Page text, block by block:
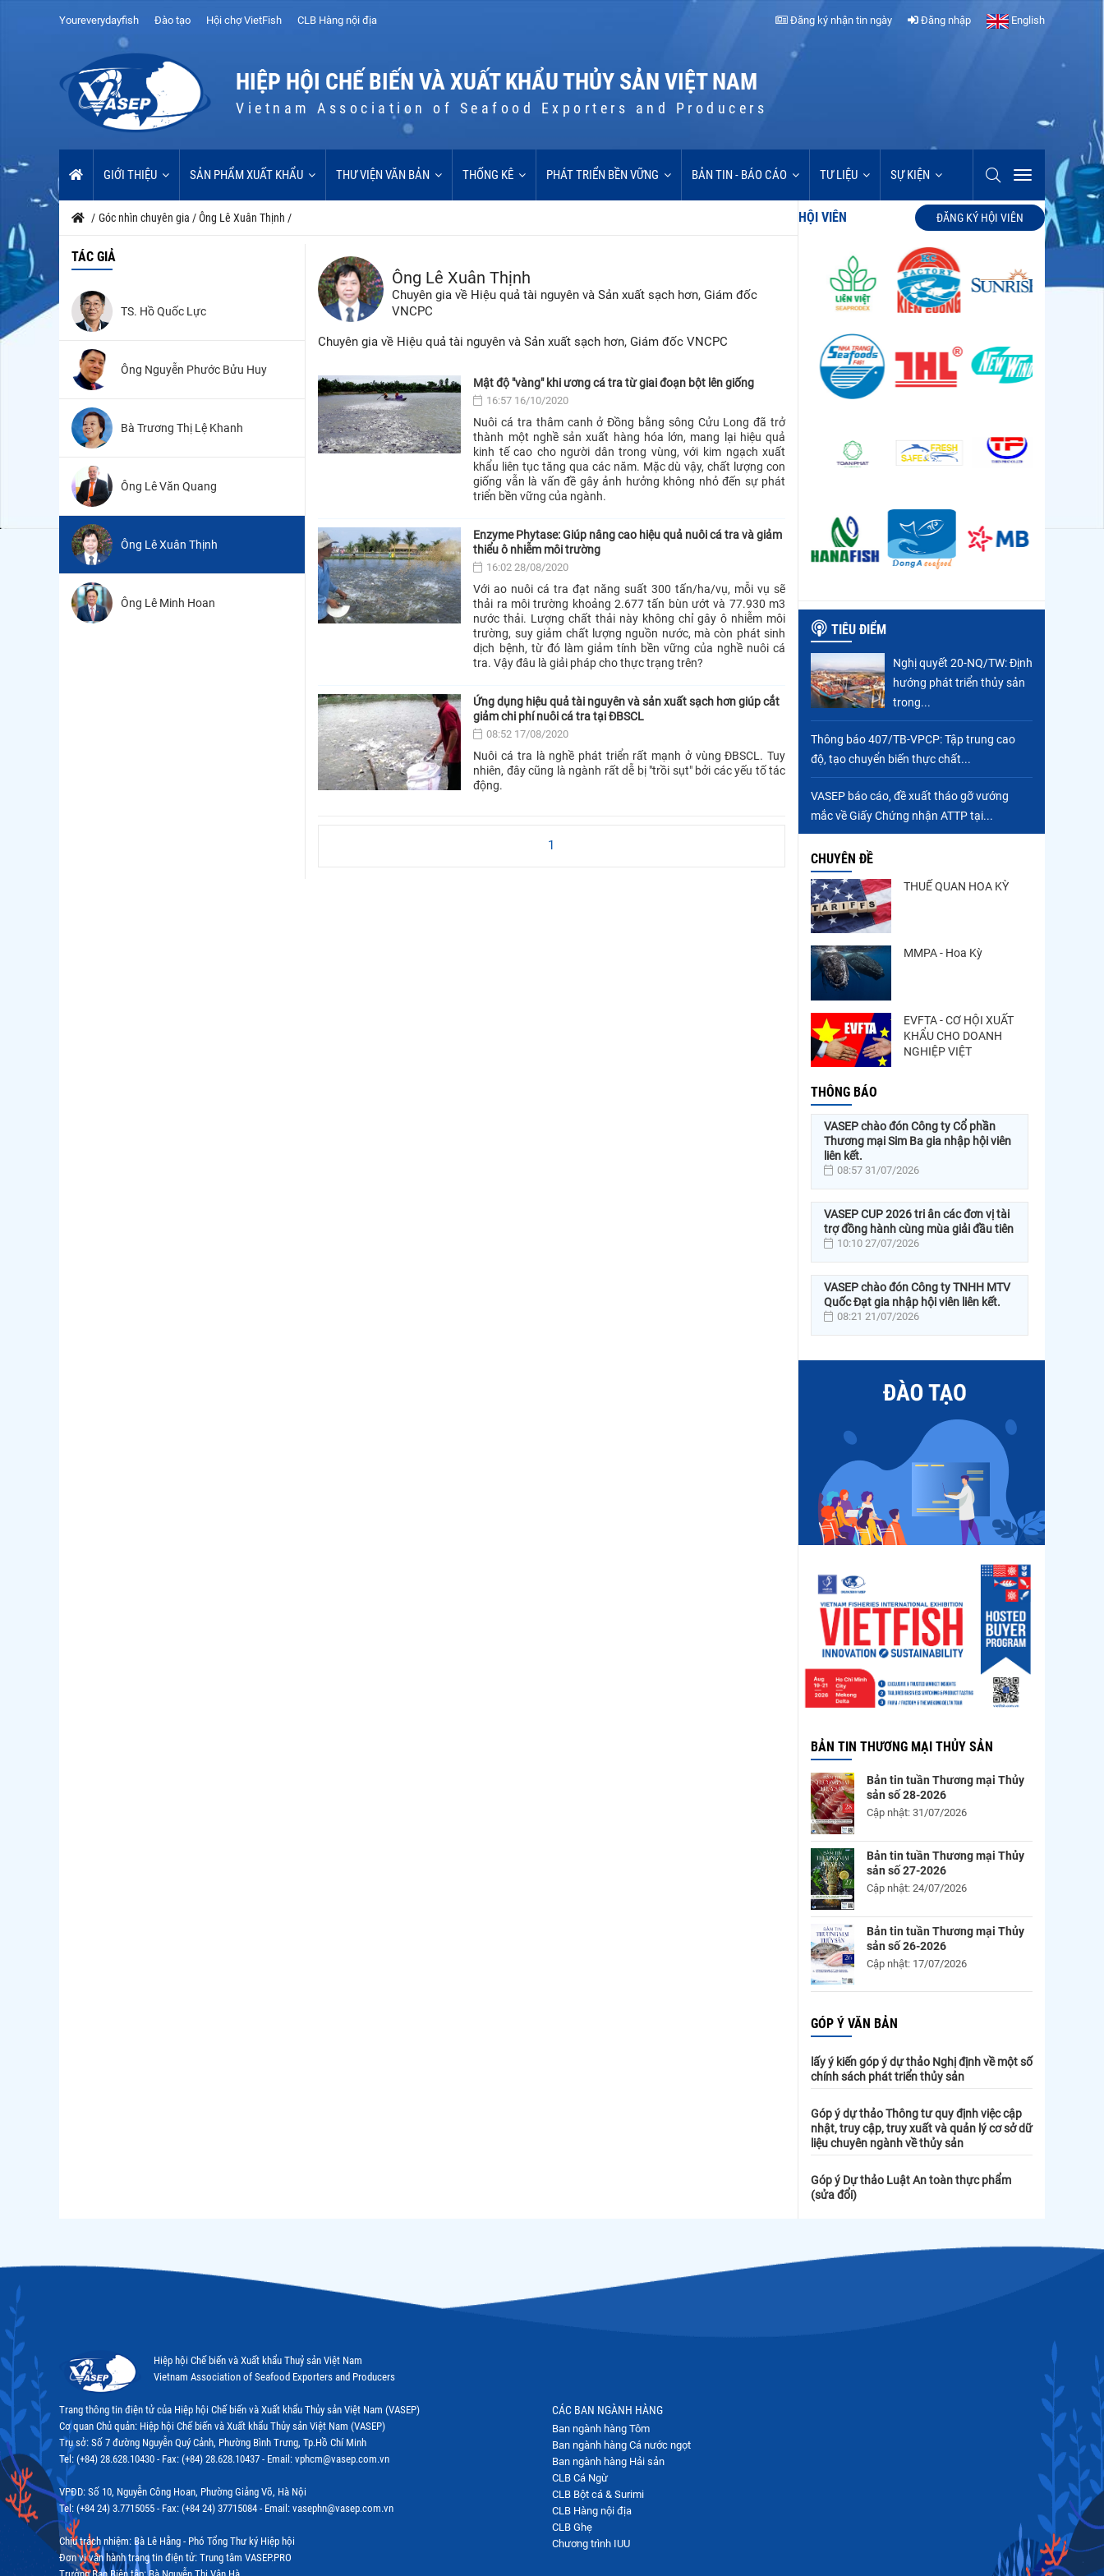
Youreverydayfish Đào tạo Hội chợ VietFish CLB Hàng nội địa Đăng ký nhận tin ngày Đăng nhập English
HIỆP HỘI CHẾ BIẾN VÀ XUẤT KHẨU THỦY SẢN VIỆT NAM
Vietnam Association of Seafood Exporters and Producers
GIỚI THIỆU SẢN PHẨM XUẤT KHẨU THƯ VIỆN VĂN BẢN THỐNG KÊ PHÁT TRIỂN BỀN VỮNG BẢN TIN - BÁO CÁO TƯ LIỆU SỰ KIỆN
/ Góc nhìn chuyên gia /Ông Lê Xuân Thịnh /
TÁC GIẢ
TS. Hồ Quốc Lực
Ông Nguyễn Phước Bửu Huy
Bà Trương Thị Lệ Khanh
Ông Lê Văn Quang
Ông Lê Xuân Thịnh
Ông Lê Minh Hoan
Ông Lê Xuân Thịnh
Chuyên gia về Hiệu quả tài nguyên và Sản xuất sạch hơn, Giám đốc
VNCPC
Chuyên gia về Hiệu quả tài nguyên và Sản xuất sạch hơn, Giám đốc VNCPC
Mật độ "vàng" khi ương cá tra từ giai đoạn bột lên giống
16:57 16/10/2020
Nuôi cá tra thâm canh ở Đồng bằng sông Cửu Long đã trở
thành một nghề sản xuất hàng hóa lớn, mang lại hiệu quả
kinh tế cao cho người dân trong vùng, với kim ngạch xuất
khẩu liên tục tăng qua các năm. Mặc dù vậy, chất lượng con
giống vẫn là vấn đề gây ảnh hưởng không nhỏ đến sự phát
triển bền vững của ngành.
Enzyme Phytase: Giúp nâng cao hiệu quả nuôi cá tra và giảm
thiểu ô nhiễm môi trường
16:02 28/08/2020
Với ao nuôi cá tra đạt năng suất 300 tấn/ha/vụ, mỗi vụ sẽ
thải ra môi trường khoảng 2.677 tấn bùn ướt và 77.930 m3
nước thải. Lượng chất thải này không chỉ gây ô nhiễm môi
trường, suy giảm chất lượng nguồn nước, mà còn phát sinh
dịch bệnh, từ đó làm giảm tính bền vững của nghề nuôi cá
tra. Vậy đâu là giải pháp cho thực trạng trên?
Ứng dụng hiệu quả tài nguyên và sản xuất sạch hơn giúp cắt
giảm chi phí nuôi cá tra tại ĐBSCL
08:52 17/08/2020
Nuôi cá tra là nghề phát triển rất mạnh ở vùng ĐBSCL. Tuy
nhiên, đây cũng là ngành rất dễ bị "trồi sụt" bởi các yếu tố tác
động.
1
HỘI VIÊN ĐĂNG KÝ HỘI VIÊN
TIÊU ĐIỂM
Nghị quyết 20-NQ/TW: Định
hướng phát triển thủy sản
trong...
Thông báo 407/TB-VPCP: Tập trung cao
độ, tạo chuyển biến thực chất...
VASEP báo cáo, đề xuất tháo gỡ vướng
mắc về Giấy Chứng nhận ATTP tại...
CHUYÊN ĐỀ
THUẾ QUAN HOA KỲ
MMPA - Hoa Kỳ
EVFTA - CƠ HỘI XUẤT
KHẨU CHO DOANH
NGHIỆP VIỆT
THÔNG BÁO
VASEP chào đón Công ty Cổ phần
Thương mại Sim Ba gia nhập hội viên
liên kết.
08:57 31/07/2026
VASEP CUP 2026 tri ân các đơn vị tài
trợ đồng hành cùng mùa giải đầu tiên
10:10 27/07/2026
VASEP chào đón Công ty TNHH MTV
Quốc Đạt gia nhập hội viên liên kết.
08:21 21/07/2026
BẢN TIN THƯƠNG MẠI THỦY SẢN
Bản tin tuần Thương mại Thủy
sản số 28-2026
Cập nhật: 31/07/2026
Bản tin tuần Thương mại Thủy
sản số 27-2026
Cập nhật: 24/07/2026
Bản tin tuần Thương mại Thủy
sản số 26-2026
Cập nhật: 17/07/2026
GÓP Ý VĂN BẢN
lấy ý kiến góp ý dự thảo Nghị định về một số
chính sách phát triển thủy sản
Góp ý dự thảo Thông tư quy định việc cập
nhật, truy cập, truy xuất và quản lý cơ sở dữ
liệu chuyên ngành về thủy sản
Góp ý Dự thảo Luật An toàn thực phẩm
(sửa đổi)
Hiệp hội Chế biến và Xuất khẩu Thuỷ sản Việt Nam
Vietnam Association of Seafood Exporters and Producers
Trang thông tin điện tử của Hiệp hội Chế biến và Xuất khẩu Thủy sản Việt Nam (VASEP)
Cơ quan Chủ quản: Hiệp hội Chế biến và Xuất khẩu Thủy sản Việt Nam (VASEP)
Trụ sở: Số 7 đường Nguyễn Quý Cảnh, Phường Bình Trưng, Tp.Hồ Chí Minh
Tel: (+84) 28.628.10430 - Fax: (+84) 28.628.10437 - Email: vphcm@vasep.com.vn
VPĐD: Số 10, Nguyễn Công Hoan, Phường Giảng Võ, Hà Nội
Tel: (+84 24) 3.7715055 - Fax: (+84 24) 37715084 - Email: vasephn@vasep.com.vn
Chịu trách nhiệm: Bà Lê Hằng - Phó Tổng Thư ký Hiệp hội
Đơn vị vận hành trang tin điện tử: Trung tâm VASEP.PRO
CÁC BAN NGÀNH HÀNG
Ban ngành hàng Tôm
Ban ngành hàng Cá nước ngọt
Ban ngành hàng Hải sản
CLB Cá Ngừ
CLB Bột cá & Surimi
CLB Hàng nội địa
CLB Ghẹ
Chương trình IUU